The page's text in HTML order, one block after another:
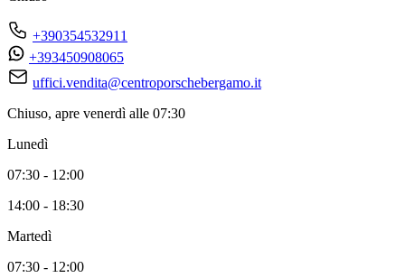
+390354532911
+393450908065
uffici.vendita@centroporschebergamo.it
Chiuso, apre venerdì alle 07:30
Lunedì
07:30 - 12:00
14:00 - 18:30
Martedì
07:30 - 12:00